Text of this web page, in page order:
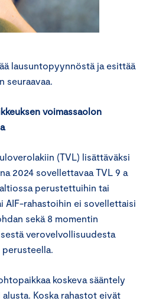
lausuntopyynnöstä ja esittää
seuraavaa.
voimassaolon
(TVL) lisättäväksi
2024 sovellettavaa TVL 9 a
perustettuihin tai
AIF-rahastoihin ei sovellettaisi
sekä 8 momentin
verovelvollisuudesta
koskeva sääntely
Koska rahastot eivät